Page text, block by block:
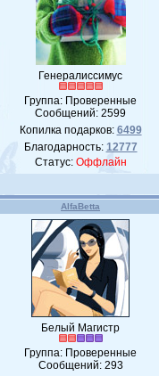
Генералиссимус
Группа: Проверенные
Сообщений:2599
Копилка подарков: 6499
Благодарность: 12777
Статус: Оффлайн
AlfaBetta
Белый Магистр
Группа: Проверенные
Сообщений: 293